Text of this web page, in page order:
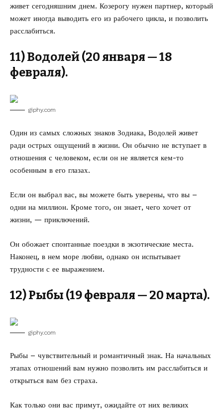
живет сегодняшним днем. Козерогу нужен партнер, который
может иногда выводить его из рабочего цикла, и позволить
расслабиться.
11) Водолей (20 января — 18
февраля).
giphy.com
Один из самых сложных знаков Зодиака, Водолей живет
ради острых ощущений в жизни. Он обычно не вступает в
отношения с человеком, если он не является кем-то
особенным в его глазах.
Если он выбрал вас, вы можете быть уверены, что вы –
одни на миллион. Кроме того, он знает, чего хочет от
жизни, — приключений.
Он обожает спонтанные поездки в экзотические места.
Наконец, в нем море любви, однако он испытывает
трудности с ее выражением.
12) Рыбы (19 февраля — 20 марта).
giphy.com
Рыбы – чувствительный и романтичный знак. На начальных
этапах отношений вам нужно позволить им расслабиться и
открыться вам без страха.
Как только они вас примут, ожидайте от них великих